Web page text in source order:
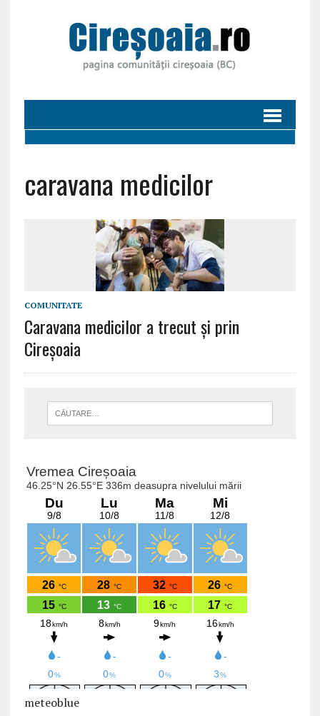
caravana medicilor
COMUNITATE
Caravana medicilor a trecut și prin
Cireșoaia
meteoblue